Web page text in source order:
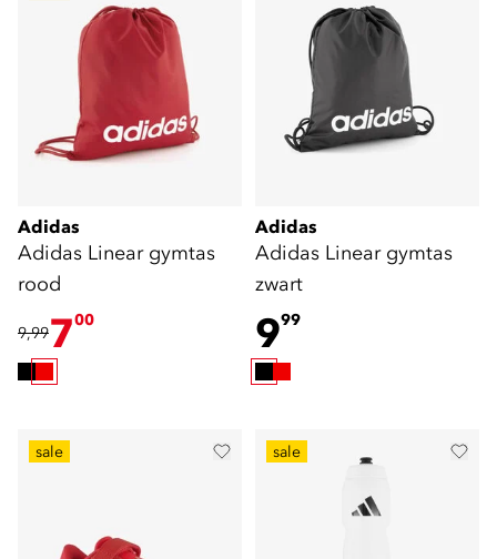
Adidas
Adidas Linear gymtas
rood
9,99700
Adidas
Adidas Linear gymtas
zwart
999
sale sale